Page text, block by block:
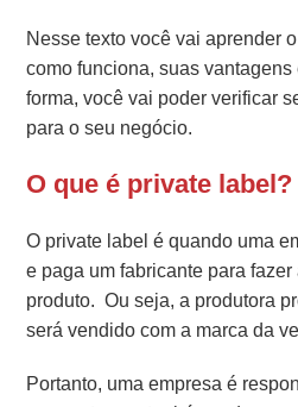
Nesse texto você vai aprender
como funciona, suas
forma, você vai poder verificar
para o seu negócio.
O que é private label?
O private label é quando uma
e paga um fabricante para
produto.Ou seja, a produtora
será vendido com a marca da
Portanto, uma empresa é